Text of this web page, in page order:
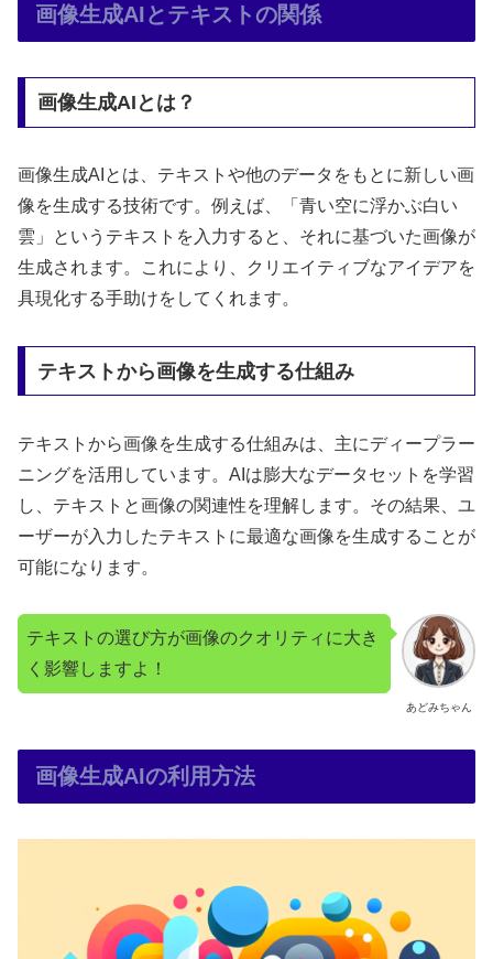
画像生成AIとテキストの関係
画像生成AIとは？
画像生成AIとは、テキストや他のデータをもとに新しい画
像を生成する技術です。例えば、「青い空に浮かぶ白い
雲」というテキストを入力すると、それに基づいた画像が
生成されます。これにより、クリエイティブなアイデアを
具現化する手助けをしてくれます。
テキストから画像を生成する仕組み
テキストから画像を生成する仕組みは、主にディープラー
ニングを活用しています。AIは膨大なデータセットを学習
し、テキストと画像の関連性を理解します。その結果、ユ
ーザーが入力したテキストに最適な画像を生成することが
可能になります。
あどみちゃん
テキストの選び方が画像のクオリティに大き
く影響しますよ！
画像生成AIの利用方法